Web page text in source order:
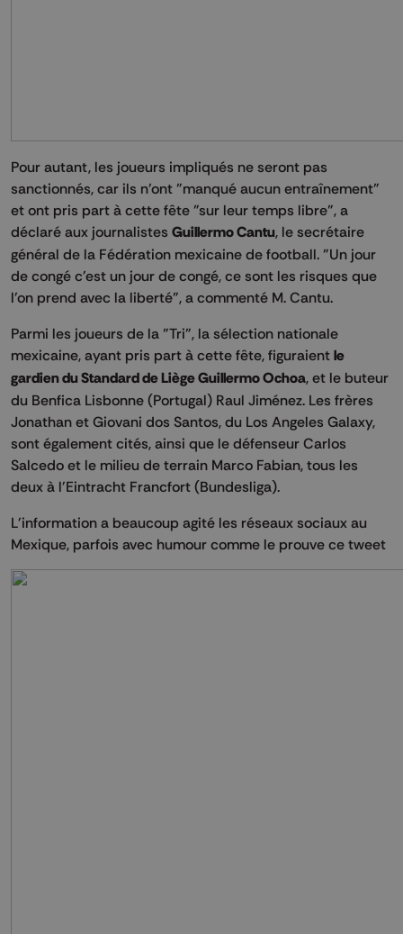
Pour autant, les joueurs impliqués ne seront pas
sanctionnés, car ils n'ont "manqué aucun entraînement"
et ont pris part à cette fête "sur leur temps libre", a
déclaré aux journalistes Guillermo Cantu, le secrétaire
général de la Fédération mexicaine de football. "Un jour
de congé c'est un jour de congé, ce sont les risques que
l'on prend avec la liberté", a commenté M. Cantu.
Parmi les joueurs de la "Tri", la sélection nationale
mexicaine, ayant pris part à cette fête, figuraient le
gardien du Standard de Liège Guillermo Ochoa, et le buteur
du Benfica Lisbonne (Portugal) Raul Jiménez. Les frères
Jonathan et Giovani dos Santos, du Los Angeles Galaxy,
sont également cités, ainsi que le défenseur Carlos
Salcedo et le milieu de terrain Marco Fabian, tous les
deux à l'Eintracht Francfort (Bundesliga).
L'information a beaucoup agité les réseaux sociaux au
Mexique, parfois avec humour comme le prouve ce tweet